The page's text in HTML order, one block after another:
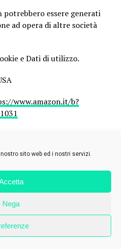
sito web ed i nostri servizi.
Nega
essere generati
ad opera di altre società
e Dati di utilizzo.
www.amazon.it/b?
“Commento di
aggiungere commenti
il Titolare raccoglie uno
dei dati raccolti: